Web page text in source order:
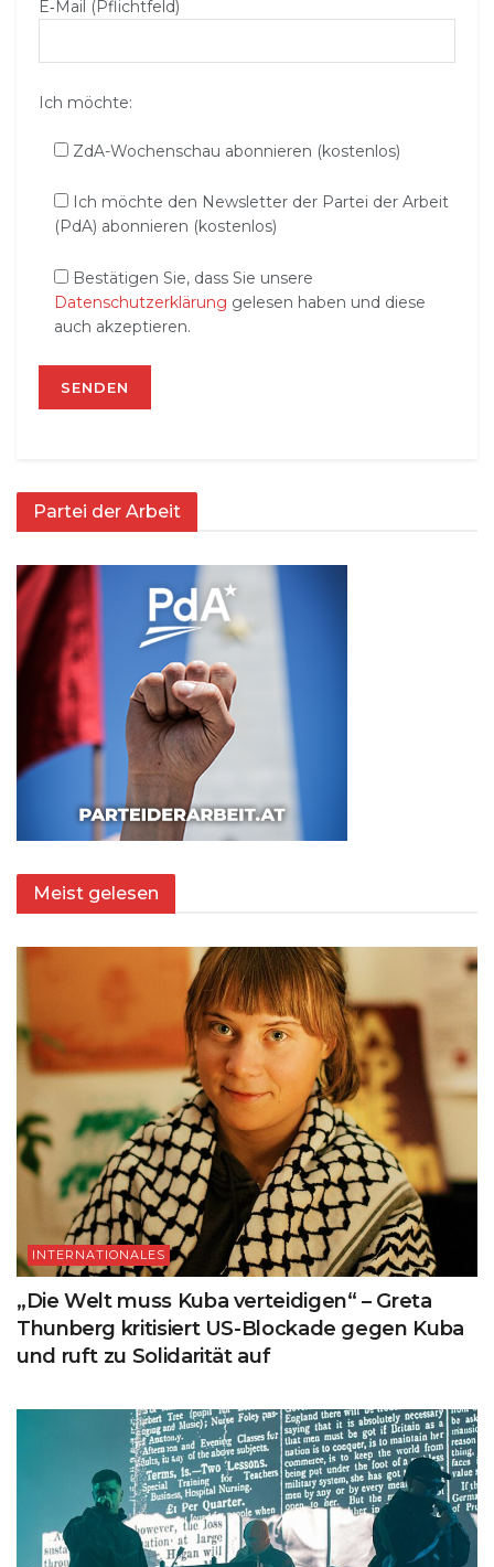
E‑Mail (Pflichtfeld)
Ich möchte:
ZdA-Wochenschau abonnieren (kostenlos)
Ich möchte den Newsletter der Partei der Arbeit
(PdA) abonnieren (kostenlos)
Bestätigen Sie, dass Sie unsere
Datenschutzerklärung gelesen haben und diese
auch akzeptieren.
Partei der Arbeit
Meist gelesen
INTERNATIONALES
„Die Welt muss Kuba verteidigen“ – Greta
Thunberg kritisiert US-Blockade gegen Kuba
und ruft zu Solidarität auf